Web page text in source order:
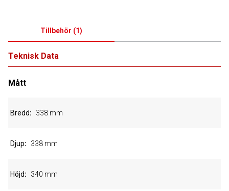
Tillbehör (1)
Teknisk Data
Mått
Bredd 338 mm
Djup 338 mm
Höjd 340 mm